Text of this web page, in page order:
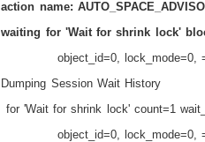
action name:
waiting for 'Wait for shrink lock'
object_id=0, lock_mode=0,
Dumping Session Wait History
for 'Wait for shrink lock' count=1
object_id=0, lock_mode=0,